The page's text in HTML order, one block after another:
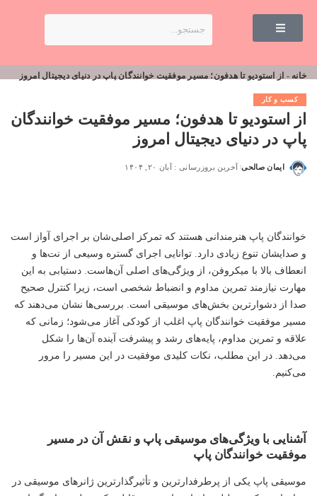
خانه - از استودیو تا هدفون؛ مسیر موفقیت خوانندگان پاپ در دنیای دیجیتال امروز
کسب و کار
از استودیو تا هدفون؛ مسیر موفقیت خوانندگان
پاپ در دنیای دیجیتال امروز
ایمان صالحی آخرین بروزرسانی : آبان ۲۰, ۱۴۰۴
خوانندگان پاپ هنرمندانی هستند که تمرکز اصلی‌شان بر اجرای آواز است
و صدایشان تنوع زیادی دارد. توانایی اجرای گستره وسیعی از نت‌ها و
انعطاف بالا با میکروفن، از ویژگی‌های اصلی آن‌هاست. دستیابی به این
مهارت نیازمند تمرین مداوم و انضباط شخصی است، زیرا کنترل صحیح
صدا از دشوارترین بخش‌های موسیقی است. بررسی‌ها نشان می‌دهند که
مسیر موفقیت خوانندگان پاپ اغلب از کودکی آغاز می‌شود؛ زمانی که
علاقه و تمرین مداوم، پایه‌های رشد و پیشرفت آینده آن‌ها را شکل
می‌دهد. در این مطلب، نکات کلیدی موفقیت در این مسیر را مرور
می‌کنیم.
آشنایی با ویژگی‌های موسیقی پاپ و نقش آن در مسیر
موفقیت خوانندگان پاپ
موسیقی پاپ یکی از پرطرفدارترین و تأثیرگذارترین ژانرهای موسیقی در